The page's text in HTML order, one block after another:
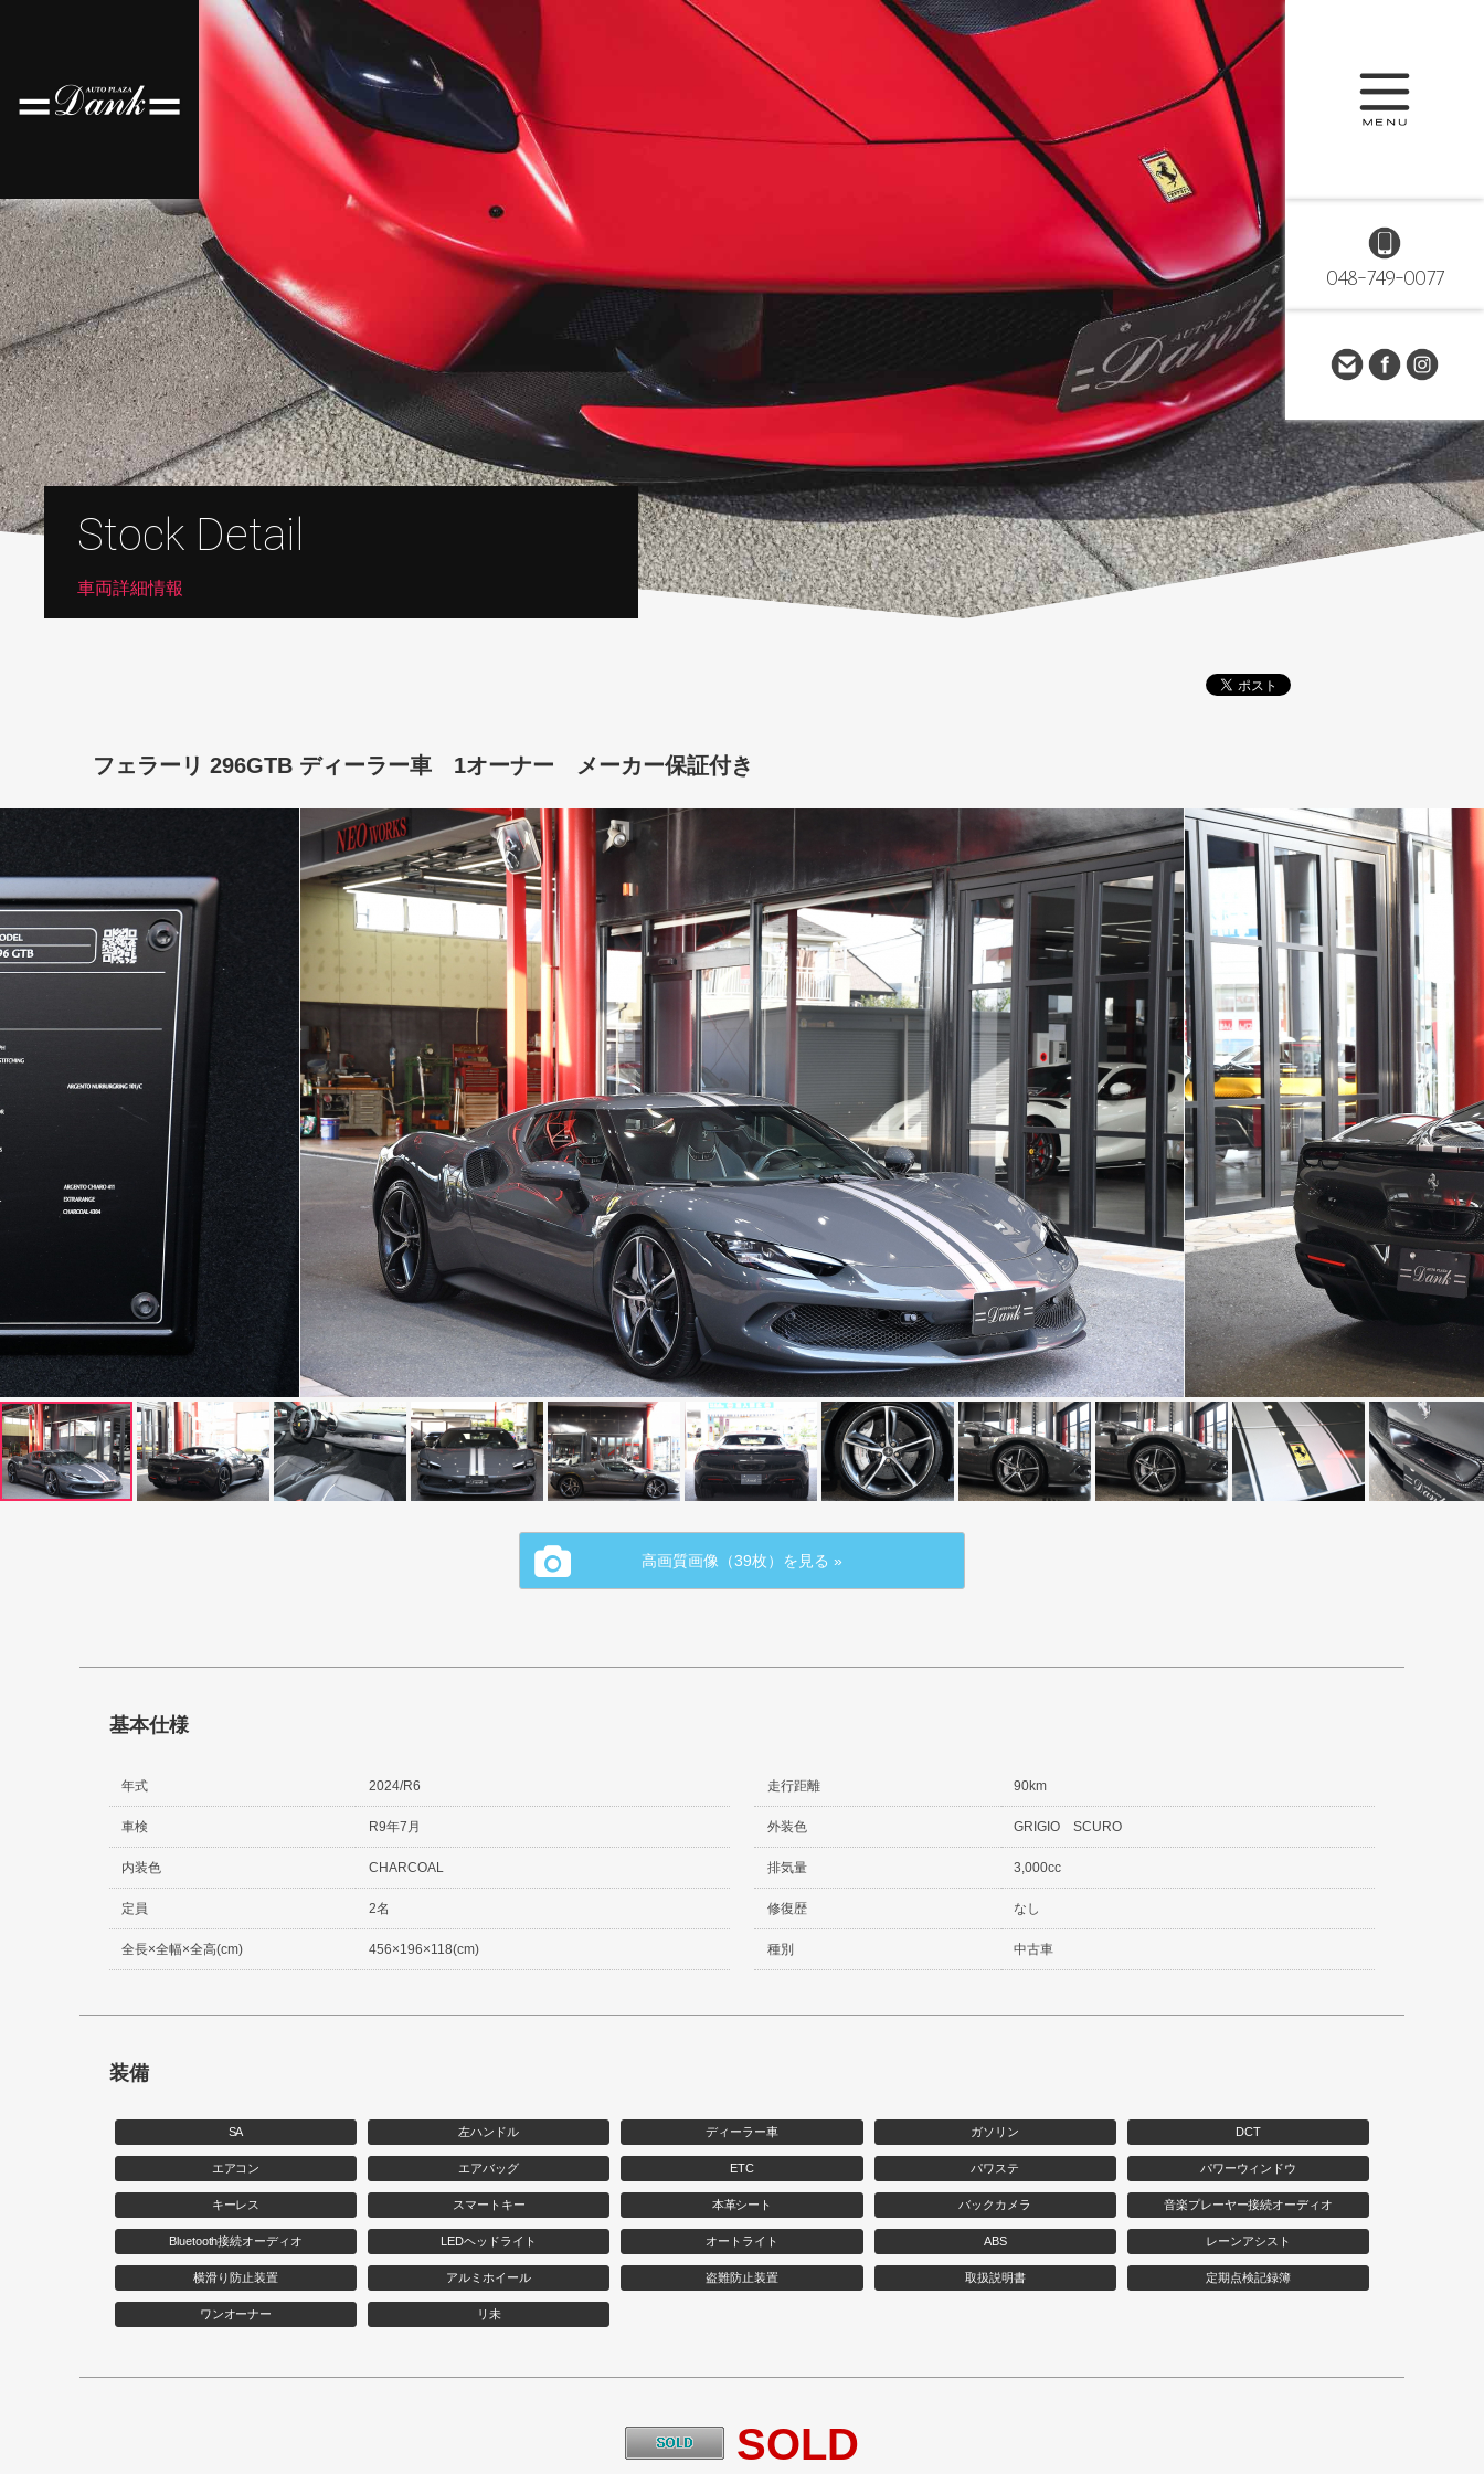
048-749-0077
Stock Detail
車両詳細情報
フェラーリ 296GTB ディーラー車 1オーナー メーカー保証付き
高画質画像（39枚）を見る »
基本仕様
年式 2024/R6 走行距離 90km
車検 R9年7月 外装色 GRIGIO SCURO
内装色 CHARCOAL 排気量 3,000cc
定員 2名 修復歴 なし
全長×全幅×全高(cm) 456×196×118(cm) 種別 中古車
装備
SA 左ハンドル ディーラー車 ガソリン DCT
エアコン エアバッグ ETC パワステ パワーウィンドウ
キーレス スマートキー 本革シート バックカメラ 音楽プレーヤー接続オーディオ
Bluetooth接続オーディオ LEDヘッドライト オートライト ABS レーンアシスト
横滑り防止装置 アルミホイール 盗難防止装置 取扱説明書 定期点検記録簿
ワンオーナー リ未
SOLD